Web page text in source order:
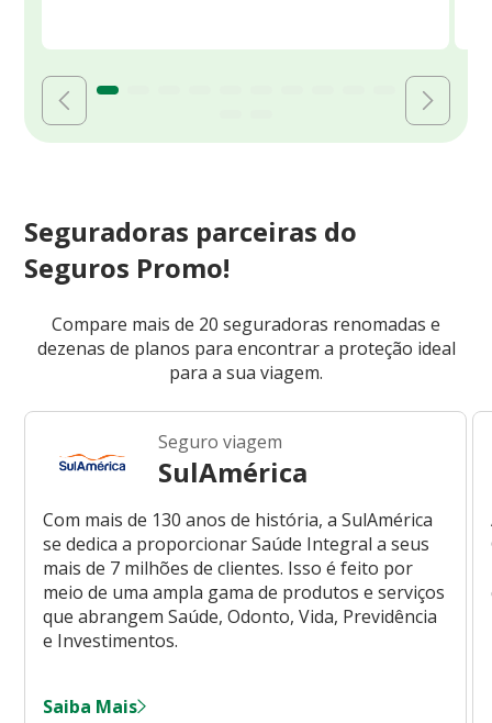
Seguradoras parceiras do
Seguros Promo!
Compare mais de 20 seguradoras renomadas e
dezenas de planos para encontrar a proteção ideal
para a sua viagem.
Seguro viagem
SulAmérica
Com mais de 130 anos de história, a SulAmérica
se dedica a proporcionar Saúde Integral a seus
mais de 7 milhões de clientes. Isso é feito por
meio de uma ampla gama de produtos e serviços
que abrangem Saúde, Odonto, Vida, Previdência
e Investimentos.
Saiba Mais